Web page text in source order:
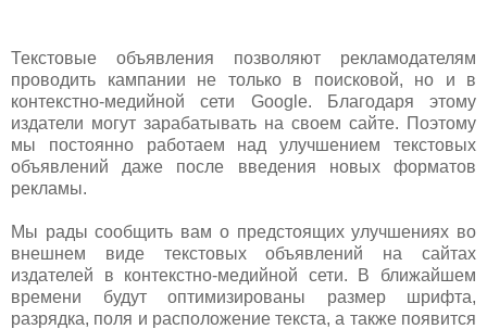
Текстовые объявления позволяют рекламодателям
проводить кампании не только в поисковой, но и в
контекстно-медийной сети Google. Благодаря этому
издатели могут зарабатывать на своем сайте. Поэтому
мы постоянно работаем над улучшением текстовых
объявлений даже после введения новых форматов
рекламы.
Мы рады сообщить вам о предстоящих улучшениях во
внешнем виде текстовых объявлений на сайтах
издателей в контекстно-медийной сети. В ближайшем
времени будут оптимизированы размер шрифта,
разрядка, поля и расположение текста, а также появится